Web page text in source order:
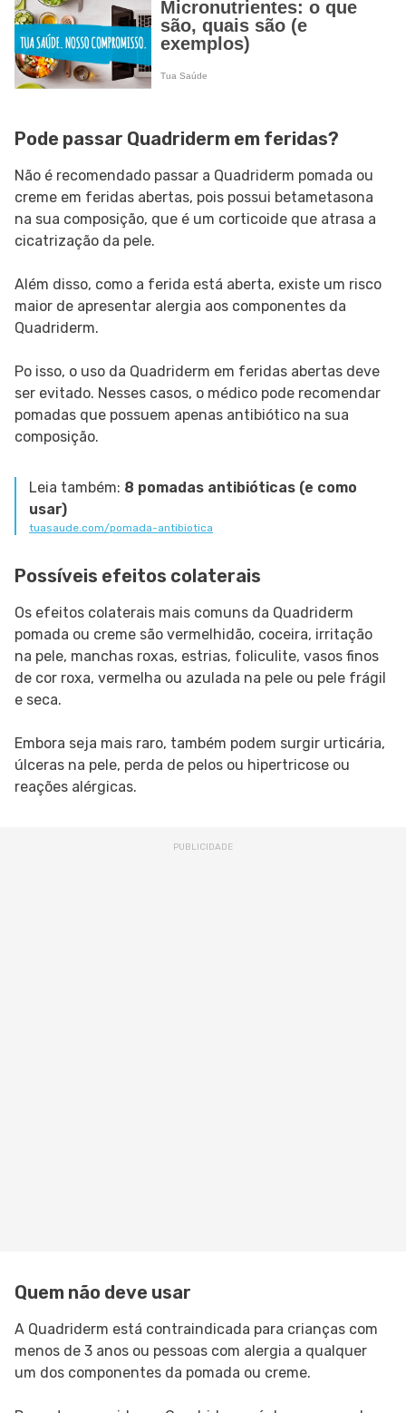
Pode passar Quadriderm em feridas?
Não é recomendado passar a Quadriderm pomada ou
creme em feridas abertas, pois possui betametasona
na sua composição, que é um corticoide que atrasa a
cicatrização da pele.
Além disso, como a ferida está aberta, existe um risco
maior de apresentar alergia aos componentes da
Quadriderm.
Po isso, o uso da Quadriderm em feridas abertas deve
ser evitado. Nesses casos, o médico pode recomendar
pomadas que possuem apenas antibiótico na sua
composição.
Leia também: 8 pomadas antibióticas (e como
usar)
tuasaude.com/pomada-antibiotica
Possíveis efeitos colaterais
Os efeitos colaterais mais comuns da Quadriderm
pomada ou creme são vermelhidão, coceira, irritação
na pele, manchas roxas, estrias, foliculite, vasos finos
de cor roxa, vermelha ou azulada na pele ou pele frágil
e seca.
Embora seja mais raro, também podem surgir urticária,
úlceras na pele, perda de pelos ou hipertricose ou
reações alérgicas.
Quem não deve usar
A Quadriderm está contraindicada para crianças com
menos de 3 anos ou pessoas com alergia a qualquer
um dos componentes da pomada ou creme.